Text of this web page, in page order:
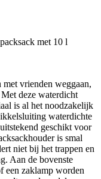
met 10 l
vrienden weggaan,
deze waterdicht
is al het noodzakelijk
waterdichte
geschikt voor
is smal
niet bij het trappen en
Aan de bovenste
een zaklamp worden